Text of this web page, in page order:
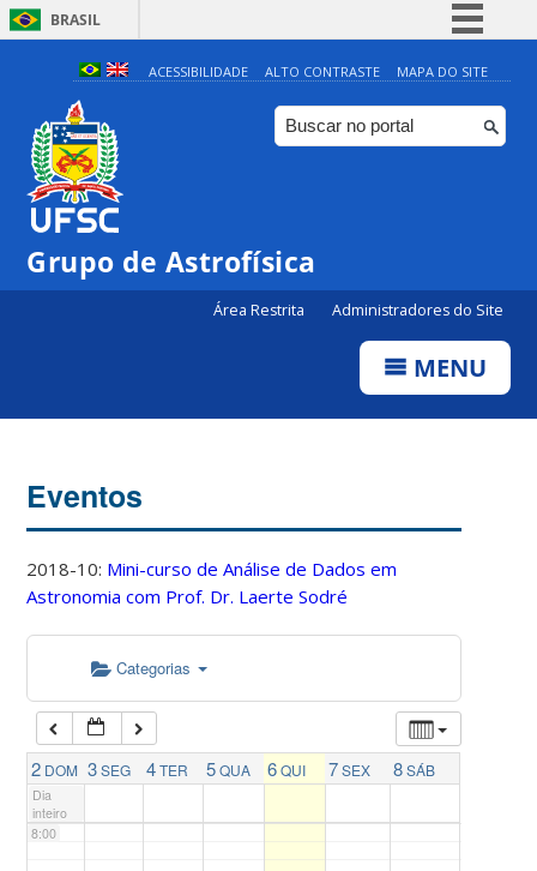
BRASIL
Simplifique!
Comunica BR
Participe
ACESSIBILIDADE ALTO CONTRASTE MAPA DO SITE
Grupo de Astrofísica
Área Restrita Administradores do Site
MENU
Eventos
2018-10: Mini-curso de Análise de Dados em
Astronomia com Prof. Dr. Laerte Sodré
Categorias
2 DOM 3SEG 4TER 5QUA 6QUI 7SEX 8SÁB
Dia
inteiro
0:00
7:00
8:00